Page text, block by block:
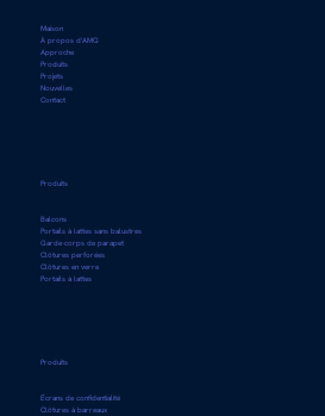
Maison
À propos d'AMG
Approche
Produits
Projets
Nouvelles
Contact
Produits
Balcons
Portails à lattes sans balustres
Garde-corps de parapet
Clôtures perforées
Clôtures en verre
Portails à lattes
Produits
Écrans de confidentialité
Clôtures à barreaux